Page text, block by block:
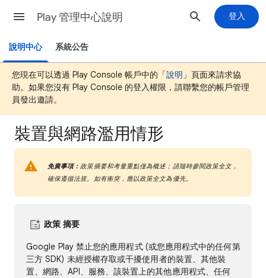
Play 管理中心說明 登入
說明中心 系統公告
您現在可以透過 Play Console 帳戶中的「說明 」頁面來請求協
助。如果您沒有 Play Console 的登入權限，請聯繫您的帳戶管理
員發出邀請。
裝置與網路濫用情形
免責事項： 政策摘要和考量重點僅為概述；請隨時參閱政策全文，
確保遵循法規。如有衝突，應以政策全文為優先。
政策 摘要
Google Play 禁止您的應用程式 (或您應用程式中的任何第
三方 SDK) 未經授權存取或干擾使用者的裝置、其他裝
置、網路、API、服務、該裝置上的其他應用程式、任何